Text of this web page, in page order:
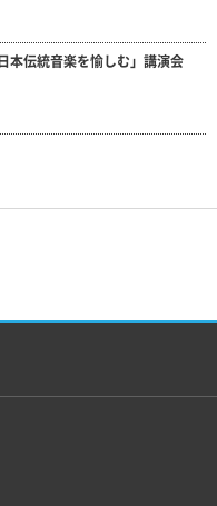
本伝統音楽を愉しむ」講演会